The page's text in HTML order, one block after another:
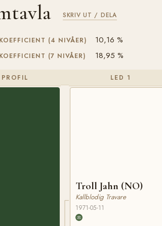
SKRIV UT / DELA
(4 NIVÅER) 10,16 %
(7 NIVÅER) 18,95 %
PROFIL LED 1
Troll Jahn (NO)
Kallblodig Travare
1971-05-11